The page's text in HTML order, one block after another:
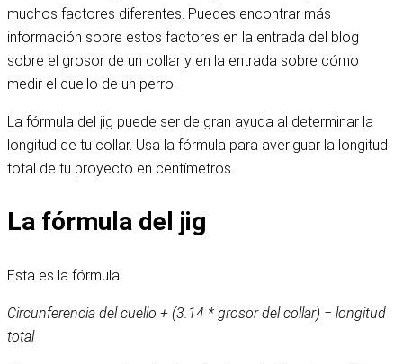
muchos factores diferentes. Puedes encontrar más
información sobre estos factores en la entrada del blog
sobre el grosor de un collar y en la entrada sobre cómo
medir el cuello de un perro.
La fórmula del jig puede ser de gran ayuda al determinar la
longitud de tu collar. Usa la fórmula para averiguar la longitud
total de tu proyecto en centímetros.
La fórmula del jig
Esta es la fórmula:
Circunferencia del cuello + (3.14 * grosor del collar) = longitud
total